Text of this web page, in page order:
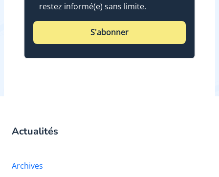
restez informé(e) sans limite.
S'abonner
Actualités
Archives